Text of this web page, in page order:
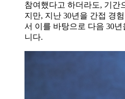
참여했다고 하더라도, 기간
지만, 지난 30년을 간접 경
서 이를 바탕으로 다음 30
니다.